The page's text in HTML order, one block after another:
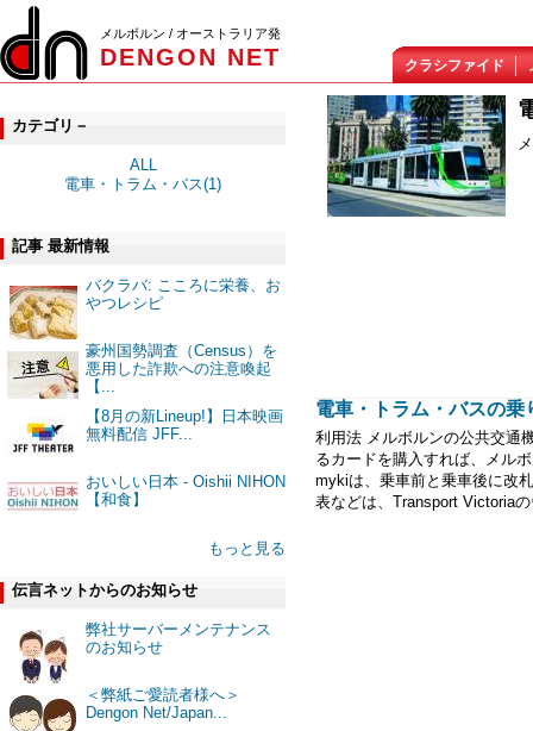
メルボルン / オーストラリア発
DENGON NET クラシファイド
カテゴリ－
ALL
電車・トラム・バス(1)
記事 最新情報
バクラバ: こころに栄養、お
やつレシピ
豪州国勢調査（Census）を
悪用した詐欺への注意喚起
【...
【8月の新Lineup!】日本映画
無料配信 JFF...
おいしい日本 - Oishii NIHON
【和食】
もっと見る
伝言ネットからのお知らせ
弊社サーバーメンテナンス
のお知らせ
＜弊紙ご愛読者様へ＞
Dengon Net/Japan...
電車・トラム・バスの乗
利用法 メルボルンの公共交通
るカードを購入すれば、メル
mykiは、乗車前と乗車後に改
表などは、Transport Victoria